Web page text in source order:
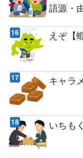
語源・
えぞ【
キャラ
いちも